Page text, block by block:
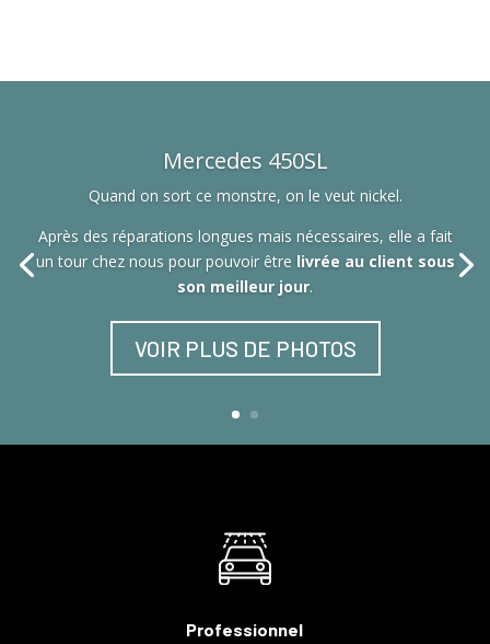
Mercedes 450SL
Quand on sort ce monstre, on le veut nickel.
Après des réparations longues mais nécessaires, elle a fait
un tour chez nous pour pouvoir être livrée au client sous
son meilleur jour.
VOIR PLUS DE PHOTOS
Professionnel